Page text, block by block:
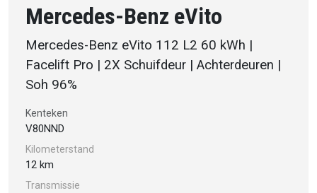
Mercedes-Benz eVito
Mercedes-Benz eVito 112 L2 60 kWh |
Facelift Pro | 2X Schuifdeur | Achterdeuren |
Soh 96%
Kenteken
V80NND
Kilometerstand
12 km
Transmissie